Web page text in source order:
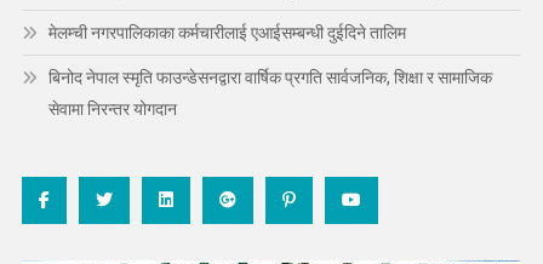
मेलम्ची नगरपालिकाका कर्मचारीलाई एआईसम्बन्धी दुईदिने तालिम
बिनोद नेपाल स्मृति फाउन्डेसनद्वारा वार्षिक प्रगति सार्वजनिक, शिक्षा र सामाजिक
सेवामा निरन्तर योगदान